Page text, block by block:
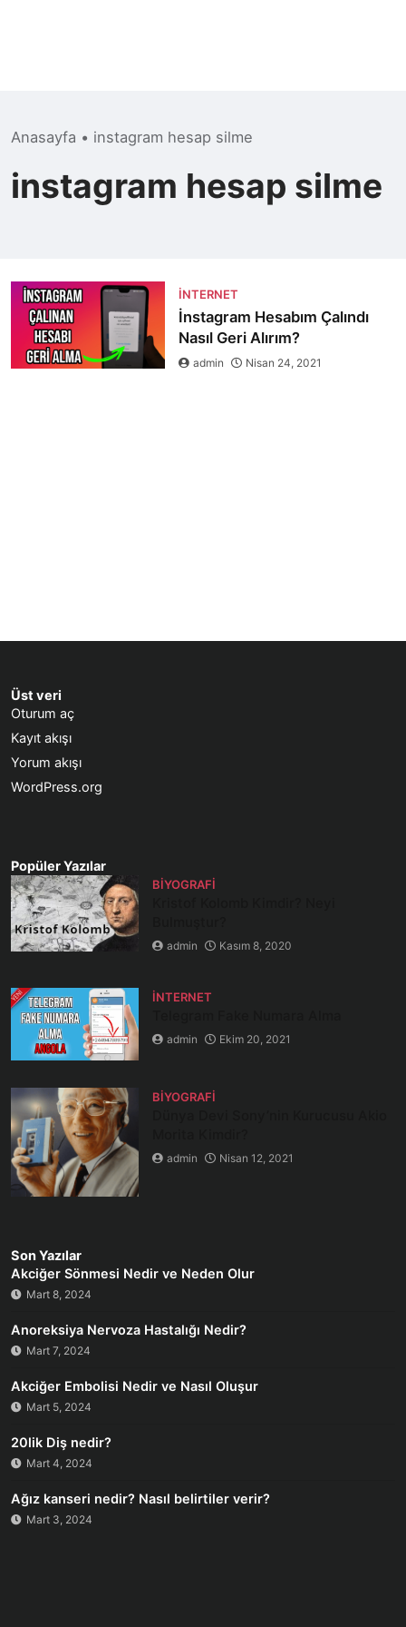
Anasayfa • instagram hesap silme
instagram hesap silme
İNTERNET
İnstagram Hesabım Çalındı
Nasıl Geri Alırım?
admin Nisan 24, 2021
Üst veri
Oturum aç
Kayıt akışı
Yorum akışı
WordPress.org
Popüler Yazılar
BIYOGRAFI
admin Kasım 8, 2020
İNTERNET
admin Ekim 20, 2021
BIYOGRAFI
admin Nisan 12, 2021
Son Yazılar
Akciğer Sönmesi Nedir ve Neden Olur
Mart 8, 2024
Anoreksiya Nervoza Hastalığı Nedir?
Mart 7, 2024
Akciğer Embolisi Nedir ve Nasıl Oluşur
Mart 5, 2024
20lik Diş nedir?
Mart 4, 2024
Ağız kanseri nedir? Nasıl belirtiler verir?
Mart 3, 2024